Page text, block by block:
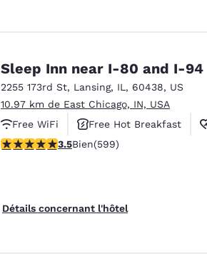
Sleep Inn near I-80 and I-94
2255 173rd St, Lansing, IL , 60438, US
10.97 km de East Chicago, IN, USA
Free WiFi
Free Hot Breakfast
3.54 étoiles. Bien. 599 commentaires
3.5Bien(599)
Détails concernant l'hôtel